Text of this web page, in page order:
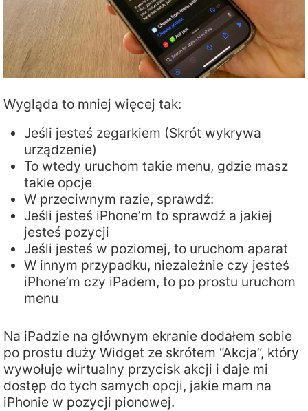
Wygląda to mniej więcej tak:
Jeśli jesteś zegarkiem (Skrót wykrywa
urządzenie)
To wtedy uruchom takie menu, gdzie masz
takie opcje
W przeciwnym razie, sprawdź:
Jeśli jesteś iPhone’m to sprawdź a jakiej
jesteś pozycji
Jeśli jesteś w poziomej, to uruchom aparat
W innym przypadku, niezależnie czy jesteś
iPhone’m czy iPadem, to po prostu uruchom
menu
Na iPadzie na głównym ekranie dodałem sobie
po prostu duży Widget ze skrótem “Akcja”, który
wywołuje wirtualny przycisk akcji i daje mi
dostęp do tych samych opcji, jakie mam na
iPhonie w pozycji pionowej.